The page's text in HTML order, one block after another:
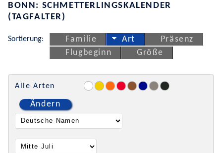
BONN: SCHMETTERLINGSKALENDER
(TAGFALTER)
Sortierung: Familie Art
Präsenz
Flugbeginn
Größe
Alle Arten
Ändern